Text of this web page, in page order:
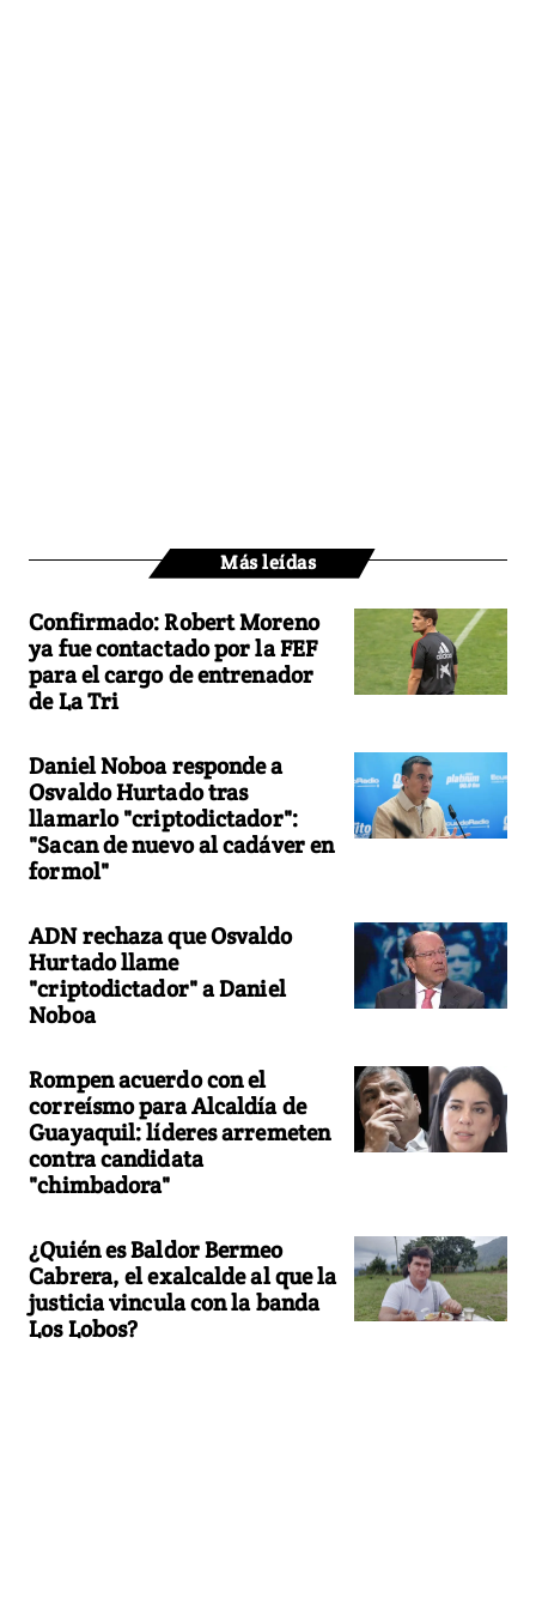
Más leídas
Confirmado: Robert Moreno
ya fue contactado por la FEF
para el cargo de entrenador
de La Tri
Daniel Noboa responde a
Osvaldo Hurtado tras
llamarlo "criptodictador":
"Sacan de nuevo al cadáver en
formol"
ADN rechaza que Osvaldo
Hurtado llame
"criptodictador" a Daniel
Noboa
Rompen acuerdo con el
correísmo para Alcaldía de
Guayaquil: líderes arremeten
contra candidata
"chimbadora"
¿Quién es Baldor Bermeo
Cabrera, el exalcalde al que la
justicia vincula con la banda
Los Lobos?